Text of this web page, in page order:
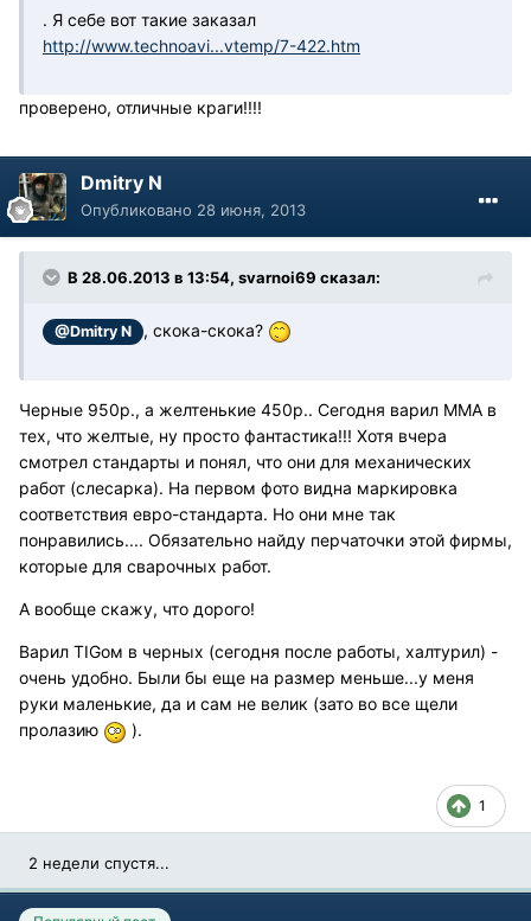
. Я себе вот такие заказал
http://www.technoavi...vtemp/7-422.htm
проверено, отличные краги!!!!
Dmitry N
Опубликовано 28 июня, 2013
В 28.06.2013 в 13:54, svarnoi69 сказал:
@Dmitry N , скока-скока?
Черные 950р., а желтенькие 450р.. Сегодня варил ММА в
тех, что желтые, ну просто фантастика!!! Хотя вчера
смотрел стандарты и понял, что они для механических
работ (слесарка). На первом фото видна маркировка
соответствия евро-стандарта. Но они мне так
понравились.... Обязательно найду перчаточки этой фирмы,
которые для сварочных работ.
А вообще скажу, что дорого!
Варил TIGом в черных (сегодня после работы, халтурил) -
очень удобно. Были бы еще на размер меньше...у меня
руки маленькие, да и сам не велик (зато во все щели
пролазию
).
1
2 недели спустя...